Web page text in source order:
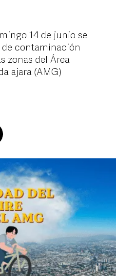
14 de junio se
contaminación
zonas del Área
(AMG)